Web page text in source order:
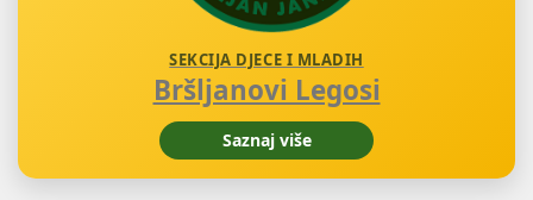
SEKCIJA DJECE I MLADIH
Bršljanovi Legosi
Saznaj više